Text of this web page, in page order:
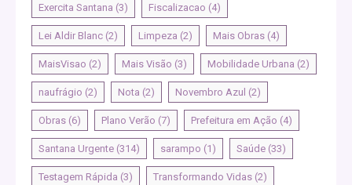
Exercita Santana (3) Fiscalizacao (4)
Lei Aldir Blanc (2) Limpeza (2) Mais Obras (4)
MaisVisao (2) Mais Visão (3) Mobilidade Urbana (2)
naufrágio (2) Nota (2) Novembro Azul (2)
Obras (6) Plano Verão (7) Prefeitura em Ação (4)
Santana Urgente (314) sarampo (1) Saúde (33)
Testagem Rápida (3) Transformando Vidas (2)